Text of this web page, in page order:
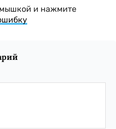
и нажмите